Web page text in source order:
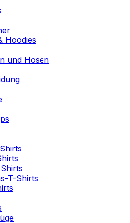
Hoodies
und Hosen
T-Shirts